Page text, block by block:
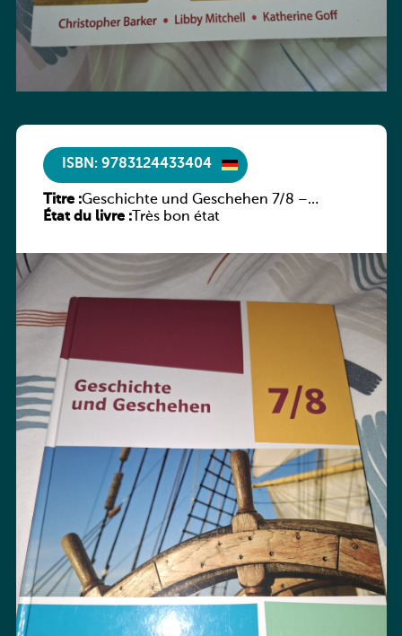
ISBN: 9783124433404
Titre :Geschichte und Geschehen 7/8 –
Rheinland-Pfalz
État du livre :Très bon état